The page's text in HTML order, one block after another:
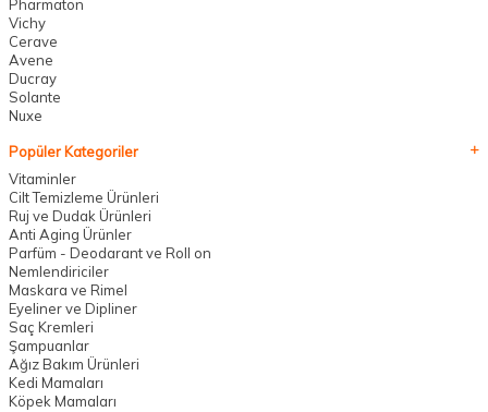
Pharmaton
Vichy
Cerave
Avene
Ducray
Solante
Nuxe
Popüler Kategoriler
Vitaminler
Cilt Temizleme Ürünleri
Ruj ve Dudak Ürünleri
Anti Aging Ürünler
Parfüm - Deodarant ve Roll on
Nemlendiriciler
Maskara ve Rimel
Eyeliner ve Dipliner
Saç Kremleri
Şampuanlar
Ağız Bakım Ürünleri
Kedi Mamaları
Köpek Mamaları